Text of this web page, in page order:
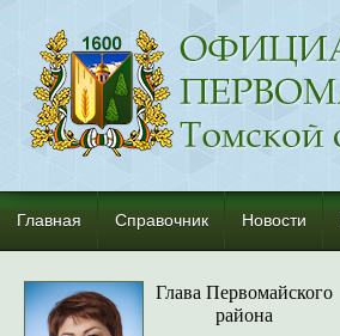
Главная Справочник Новости
Глава Первомайского
района